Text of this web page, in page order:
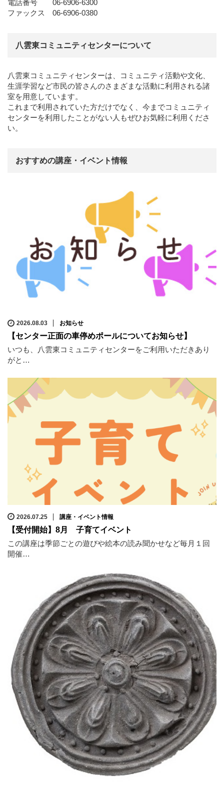
電話番号 06-6906-6300
ファックス 06-6906-0380
八雲東コミュニティセンターについて
八雲東コミュニティセンターは、コミュニティ活動や文化、
生涯学習など市民の皆さんのさまざまな活動に利用される諸
室を用意しています。
これまで利用されていた方だけでなく、今までコミュニティ
センターを利用したことがない人もぜひお気軽に利用くださ
い。
おすすめの講座・イベント情報
2026.08.03 お知らせ
【センター正面の車停めポールについてお知らせ】
いつも、八雲東コミュニティセンターをご利用いただきあり
がと…
2026.07.25 講座・イベント情報
【受付開始】8月 子育てイベント
この講座は季節ごとの遊びや絵本の読み聞かせなど毎月１回
開催…